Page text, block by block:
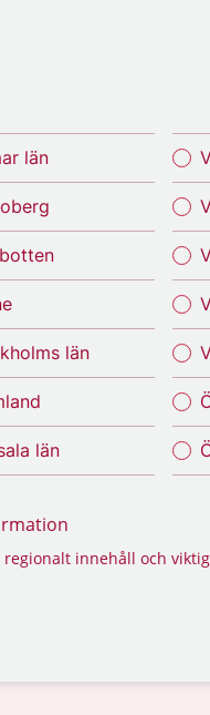
län
län
län
innehåll och